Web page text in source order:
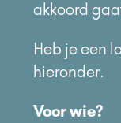
akkoord
Heb je een
hieronder.
Voor wie?